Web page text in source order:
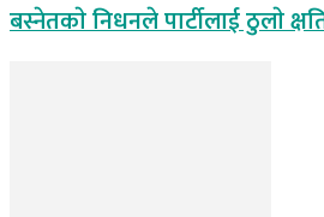
बस्नेतकाे निधनले पार्टीलाई ठुलाे